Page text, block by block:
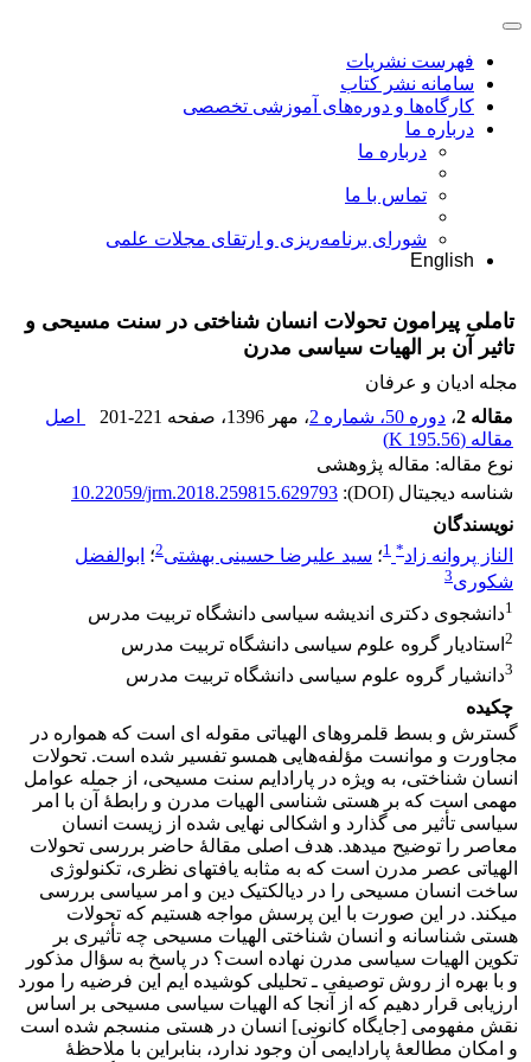
فهرست نشریات
سامانه نشر کتاب
کارگاه‌ها و دوره‌های آموزشی تخصصی
درباره ما
درباره ما
تماس با ما
شورای برنامه‌ریزی و ارتقای مجلات علمی
English
تاملی پیرامون تحولات انسان شناختی در سنت مسیحی و
تاثیر آن بر الهیات سیاسی مدرن
مجله ادیان و عرفان
مقاله 2
، دوره 50، شماره 2 ، مهر 1396 ، صفحه 201-221
اصل
مقاله (195.56 K
)
نوع مقاله: مقاله پژوهشی
شناسه دیجیتال (DOI):
10.22059/jrm.2018.259815.629793
نویسندگان
الناز پروانه زاد*
1؛ سید علیرضا حسینی بهشتی2؛ ابوالفضل
شکوری3
1دانشجوی دکتری اندیشه سیاسی دانشگاه تربیت مدرس
2 استادیار گروه علوم سیاسی دانشگاه تربیت مدرس
3دانشیار گروه علوم سیاسی دانشگاه تربیت مدرس
چکیده
گسترش و بسط قلمروهای الهیاتی مقوله­ ای است که همواره در
مجاورت و موانست مؤلفه‌هایی همسو تفسیر شده است. تحولات
انسان­ شناختی، به ویژه در پارادایم سنت مسیحی، از جمله عوامل
مهمی است که بر هستی­ شناسی الهیات مدرن و رابطۀ آن با امر
سیاسی تأثیر می­ گذارد و اشکالی نهایی شده از زیست انسان
معاصر را توضیح می­دهد. هدف اصلی مقالۀ حاضر بررسی تحولات
الهیاتی عصر مدرن است که به مثابه یافته­ای نظری، تکنولوژی
ساخت انسان مسیحی را در دیالکتیک دین و امر سیاسی بررسی
می­کند. در این صورت با این پرسش مواجه هستیم که تحولات
هستی­ شناسانه و انسان­ شناختی الهیات مسیحی چه تأثیری بر
تکوین الهیات سیاسی مدرن نهاده است؟ در پاسخ به سؤال مذکور
و با بهره از روش توصیفی ـ تحلیلی کوشیده­ ایم این فرضیه را مورد
ارزیابی قرار دهیم که از آنجا که الهیات سیاسی مسیحی بر اساس
نقش مفهومی [جایگاه کانونی] انسان در هستی منسجم شده است
و امکان مطالعۀ پارادایمی آن وجود ندارد، بنابراین با ملاحظۀ